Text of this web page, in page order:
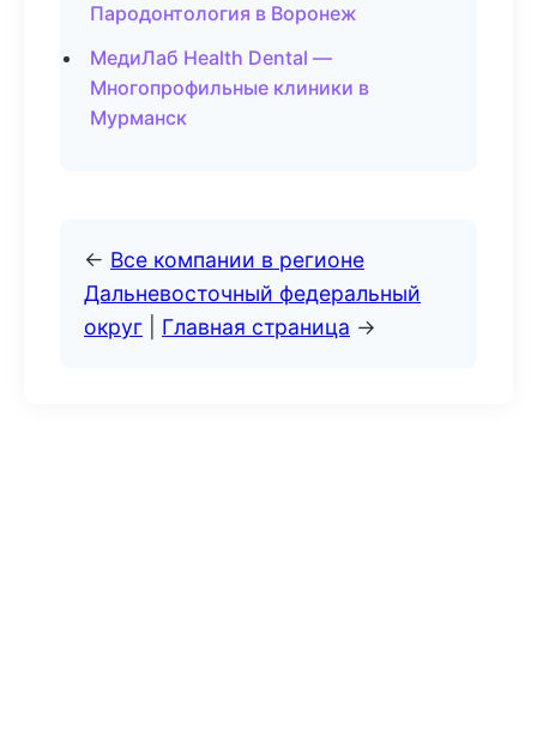
Пародонтология в Воронеж
МедиЛаб Health Dental —
Многопрофильные клиники в
Мурманск
← Все компании в регионе
Дальневосточный федеральный
округ
Главная страница →